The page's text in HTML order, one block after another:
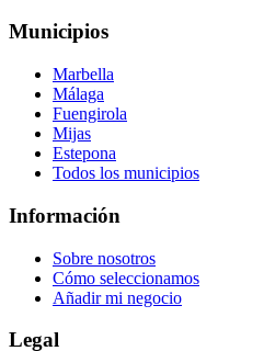
Municipios
Marbella
Málaga
Fuengirola
Mijas
Estepona
Todos los municipios
Información
Sobre nosotros
Cómo seleccionamos
Añadir mi negocio
Legal